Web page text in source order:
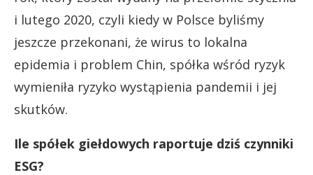
i lutego 2020, czyli kiedy w Polsce byliśmy
jeszcze przekonani, że wirus to lokalna
epidemia i problem Chin, spółka wśród ryzyk
wymieniła ryzyko wystąpienia pandemii i jej
skutków.
Ile spółek giełdowych raportuje dziś czynniki
ESG?